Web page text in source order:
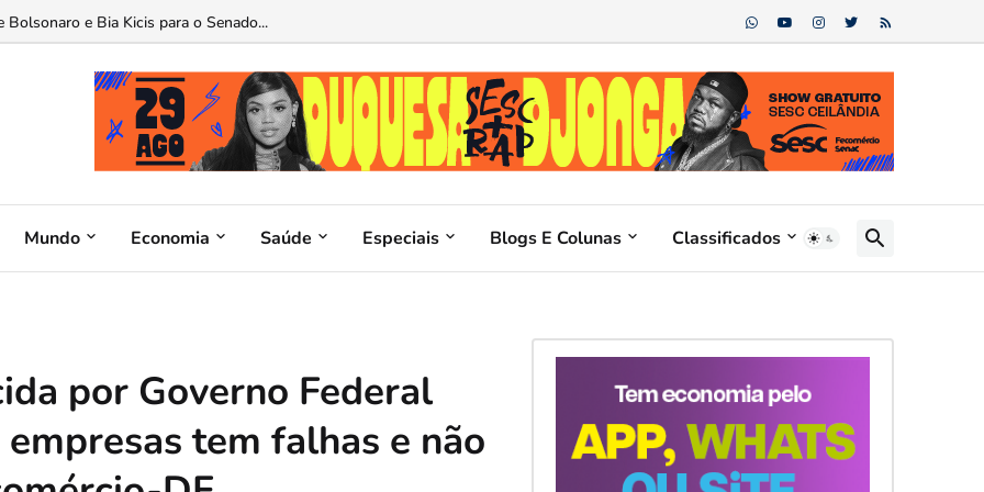
do INAS: Brasília mira um novo padrão de saúde para o servidor...
Mundo Economia Saúde Especiais Blogs E Colunas Classificados
por Governo Federal
tem falhas e não